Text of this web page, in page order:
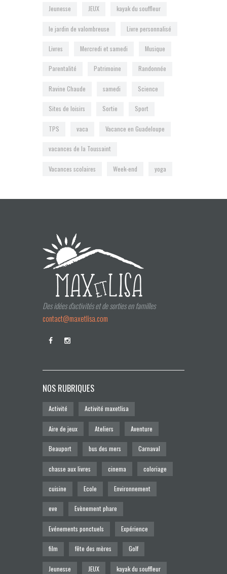
Jeunesse JEUX kayak du souffleur
le jardin de valombreuse Livre personnalisé
Livres Mercredi et samedi Musique
Parentalité Patrimoine Randonnée
Ravine Chaude samedi Science
Sites de loisirs Sortie Sport
TPS vaca Vacance en Guadeloupe
vacances de la Toussaint
Vacances scolaires Week-end yoga
Des idées d'activités et de sorties en familles
contact@maxetlisa.com
NOS RUBRIQUES
Activité Activité maxetlisa
Aire de jeux Ateliers Aventure
Beauport bus des mers Carnaval
chasse aux livres cinema coloriage
cuisine Ecole Environnement
eve Evènement phare
Evénements ponctuels Expérience
film fête des mères Golf
Jeunesse JEUX kayak du souffleur